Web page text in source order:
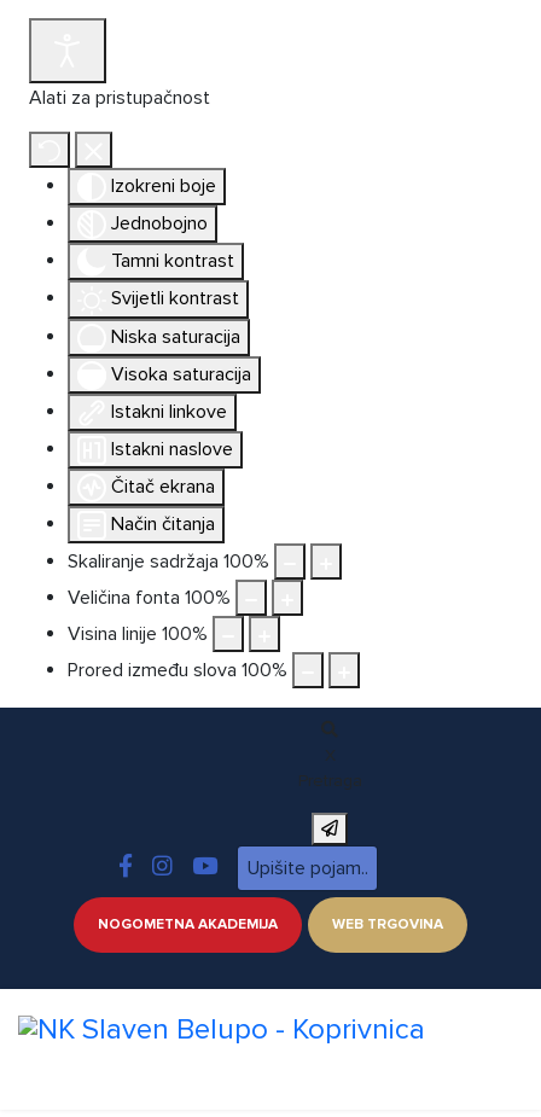
Alati za pristupačnost
Izokreni boje
Jednobojno
Tamni kontrast
Svijetli kontrast
Niska saturacija
Visoka saturacija
Istakni linkove
Istakni naslove
Čitač ekrana
Način čitanja
Skaliranje sadržaja 100%
Veličina fonta 100%
Visina linije 100%
Prored između slova 100%
X
Pretraga
NOGOMETNA AKADEMIJA WEB TRGOVINA